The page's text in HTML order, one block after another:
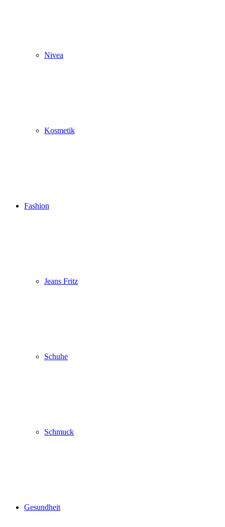
Nivea
Kosmetik
Fashion
Jeans Fritz
Schuhe
Schmuck
Gesundheit